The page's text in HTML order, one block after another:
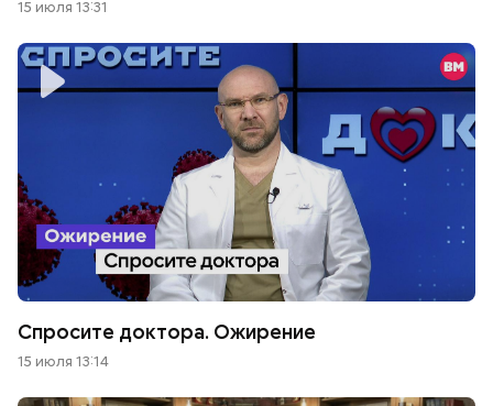
15 июля 13:31
Спросите доктора. Ожирение
15 июля 13:14